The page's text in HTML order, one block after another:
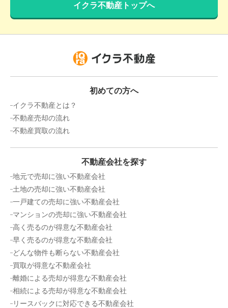
イクラ不動産トップへ
初めての方へ
イクラ不動産とは？
不動産売却の流れ
不動産買取の流れ
不動産会社を探す
地元で売却に強い不動産会社
土地の売却に強い不動産会社
一戸建ての売却に強い不動産会社
マンションの売却に強い不動産会社
高く売るのが得意な不動産会社
早く売るのが得意な不動産会社
どんな物件も断らない不動産会社
買取が得意な不動産会社
離婚による売却が得意な不動産会社
相続による売却が得意な不動産会社
リースバックに対応できる不動産会社